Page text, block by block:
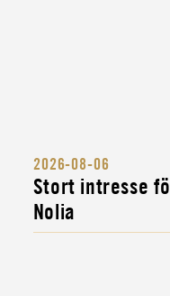
2026-08-06
Stort intresse
Nolia